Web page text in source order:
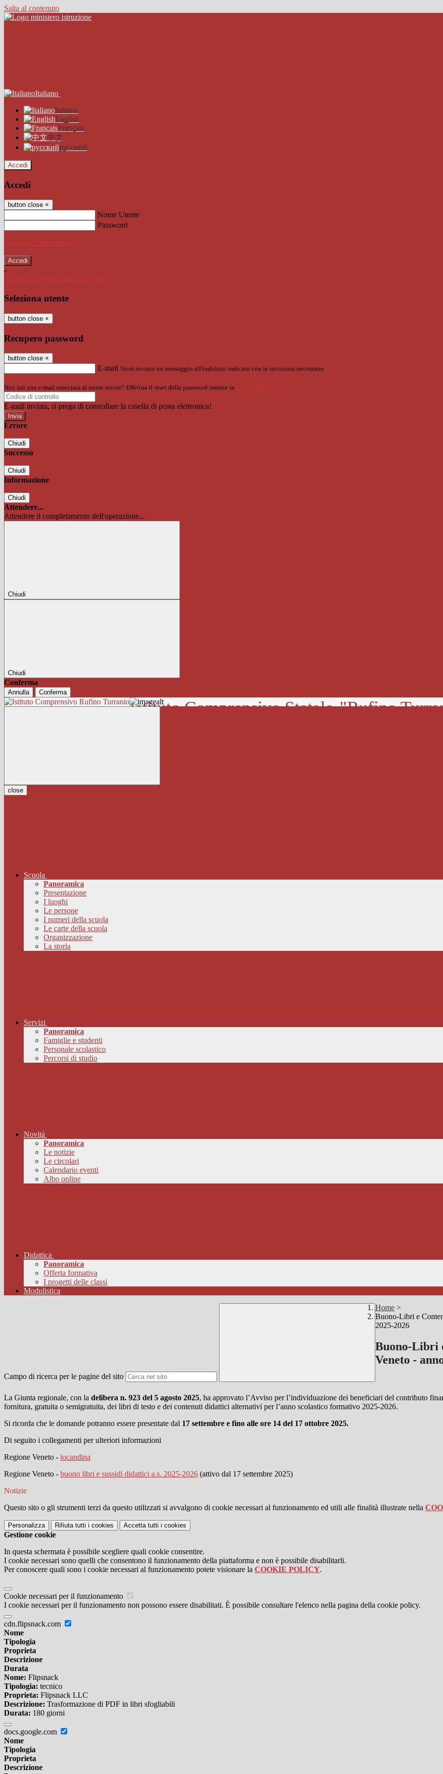
Salta al contenuto
Italiano
Italiano
English
Français
中文
русский
Accedi
Accedi
button close ×
Nome Utente
Password
Password dimenticata?
-
Entra con SPID
Entra con CIE
Seleziona utente
button close ×
Recupero password
button close ×
E-mail Verrà inviato un messaggio all'indirizzo indicato con le istruzioni necessarie.
Non hai una e-mail associata al nome utente? Effettua il reset della password tramite la Login Spaggiari
E-mail inviata, si prega di controllare la casella di posta elettronica!
Errore
Chiudi
Successo
Chiudi
Informazione
Chiudi
Attendere...
Attendere il completamento dell'operazione...
Chiudi
Chiudi
Conferma
Annulla Conferma
Istituto Comprensivo Statale"Rufino
close
Scuola
Panoramica
Presentazione
I luoghi
Le persone
I numeri della scuola
Le carte della scuola
Organizzazione
La storia
Servizi
Panoramica
Famiglie e studenti
Personale scolastico
Percorsi di studio
Novità
Panoramica
Le notizie
Le circolari
Calendario eventi
Albo online
Didattica
Panoramica
Offerta formativa
I progetti delle classi
Modulistica
Campo di ricerca per le pagine del sito
Home >
Buono-Libri e
2025-2026
Buono-Libri
Veneto -
La Giunta regionale, con la delibera n. 923 del 5 agosto 2025, ha approvato l’Avviso per l’individuazione dei beneficiari del contributo
fornitura, gratuita o semigratuita, dei libri di testo e dei contenuti didattici alternativi per l’anno scolastico formativo 2025-2026.
Si ricorda che le domande potranno essere presentate dal 17 settembre e fino alle ore 14 del 17 ottobre 2025.
Di seguito i collegamenti per ulteriori informazioni
Regione Veneto - locandina
Regione Veneto - buono libri e sussidi didattici a.s. 2025-2026 (attivo dal 17 settembre 2025)
Notizie
Questo sito o gli strumenti terzi da questo utilizzati si avvalgono di cookie necessari al funzionamento ed utili alle finalità illustrate nella
Personalizza Rifiuta tutti i cookies Accetta tutti i cookies
Gestione cookie
In questa schermata è possibile scegliere quali cookie consentire.
I cookie necessari sono quelli che consentono il funzionamento della piattaforma e non è possibile disabilitarli.
Per conoscere quali sono i cookie necessari al funzionamento potete visionare la COOKIE POLICY.
Cookie necessari per il funzionamento
I cookie necessari per il funzionamento non possono essere disabilitati. È possibile consultare l'elenco nella pagina della cookie policy.
cdn.flipsnack.com
Nome
Tipologia
Proprieta
Descrizione
Durata
Nome: Flipsnack
Tipologia: tecnico
Proprieta: Flipsnack LLC
Descrizione: Trasformazione di PDF in libri sfogliabili
Durata: 180 giorni
docs.google.com
Nome
Tipologia
Proprieta
Descrizione